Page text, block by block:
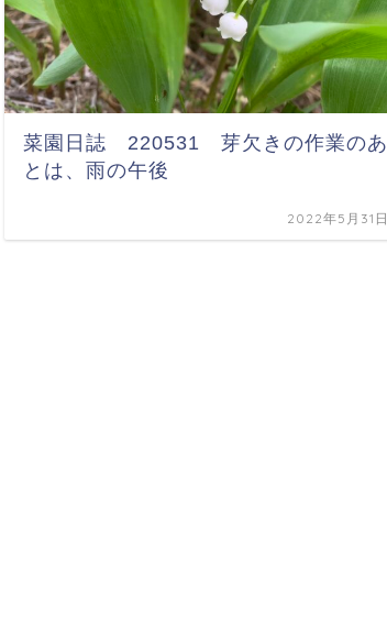
菜園日誌 220531 芽欠きの作業のあ
とは、雨の午後
2022年5月31日